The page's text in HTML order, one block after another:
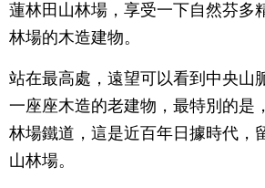
蓮林田山林場，享受一下自然芬多
林場的木造建物。
站在最高處，遠望可以看到中央山
一座座木造的老建物，最特別的是
林場鐵道，這是近百年日據時代，
山林場。